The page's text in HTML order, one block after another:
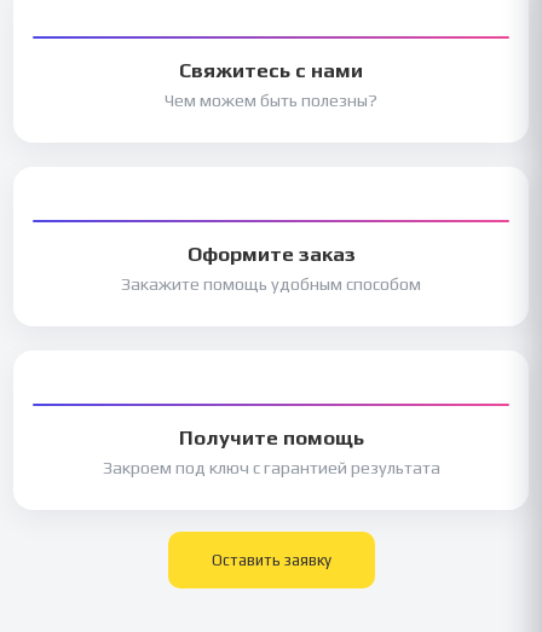
Свяжитесь с нами
Чем можем быть полезны?
Оформите заказ
Закажите помощь удобным способом
Получите помощь
Закроем под ключ с гарантией результата
Оставить заявку